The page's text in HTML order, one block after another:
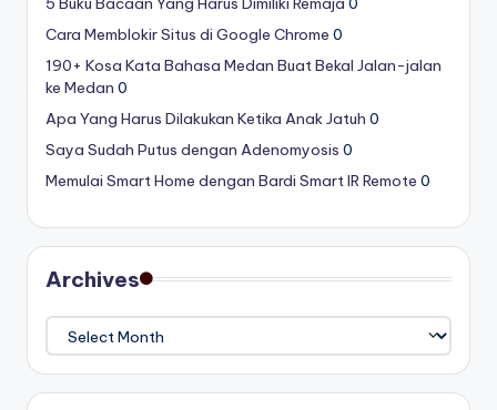
Cara Memblokir Situs di Google Chrome 0
190+ Kosa Kata Bahasa Medan Buat Bekal Jalan-jalan
ke Medan 0
Apa Yang Harus Dilakukan Ketika Anak Jatuh 0
Saya Sudah Putus dengan Adenomyosis 0
Memulai Smart Home dengan Bardi Smart IR Remote 0
Archives
Archives